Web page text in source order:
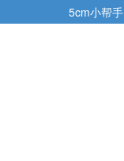
5cm小帮手